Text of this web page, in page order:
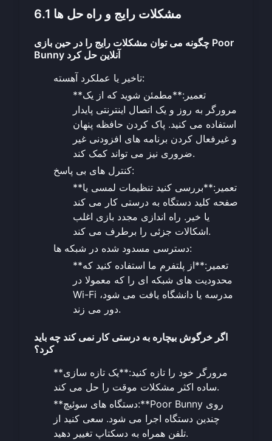
6.1 مشکلات رایج و راه حل ها
چگونه می توان مشکلات رایج را در حین بازی Poor
Bunny آنلاین حل کرد
تاخیر یا عملکرد آهسته:
**تعمیر:**مطمئن شوید که از یک
مرورگر به روز و یک اتصال اینترنتی پایدار
استفاده می کنید. پاک کردن حافظه پنهان
و غیرفعال کردن برنامه های افزودنی غیر
ضروری نیز می تواند کمک کند.
کنترل های بی پاسخ:
**تعمیر:**بررسی کنید تنظیمات لمسی یا
صفحه کلید دستگاه به درستی کار می کند
یا خیر. راه اندازی مجدد بازی اغلب
اشکالات جزئی را برطرف می کند.
دسترسی مسدود شده در شبکه ها:
**تعمیر:**از پلتفرم ما استفاده کنید که
محدودیت های شبکه ای را که معمولا در
Wi-Fi مدرسه یا دانشگاه یافت می شود،
دور می زند.
اگر خرگوش بیچاره به درستی کار نمی کند چه باید
کرد؟
**مرورگر خود را تازه کنید:**یک تازه سازی
ساده اکثر مشکلات موقت را حل می کند.
**دستگاه های سوئیچ:**Poor Bunny روی
چندین دستگاه اجرا می شود. سعی کنید از
تلفن همراه به دسکتاپ تغییر دهید.